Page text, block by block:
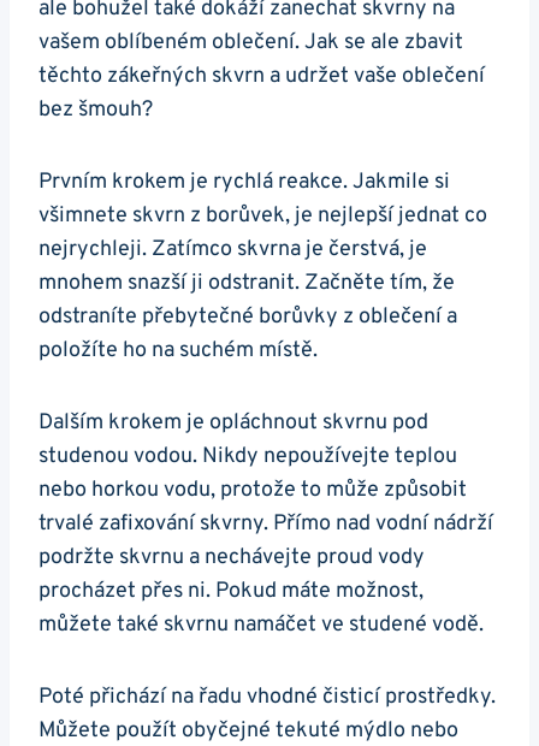
ale bohužel také dokáží zanechat skvrny na
vašem oblíbeném oblečení. Jak se ale zbavit
těchto zákeřných skvrn a udržet vaše oblečení
bez šmouh?
Prvním krokem je rychlá reakce. Jakmile si
všimnete skvrn z borůvek, je nejlepší jednat co
nejrychleji. Zatímco skvrna je čerstvá, je
mnohem snazší ji odstranit. Začněte tím, že
odstraníte přebytečné borůvky z oblečení a
položíte ho na suchém místě.
Dalším krokem je opláchnout skvrnu pod
studenou vodou. Nikdy nepoužívejte teplou
nebo horkou vodu, protože to může způsobit
trvalé zafixování skvrny. Přímo nad vodní nádrží
podržte skvrnu a nechávejte proud vody
procházet přes ni. Pokud máte možnost,
můžete také skvrnu namáčet ve studené vodě.
Poté přichází na řadu vhodné čisticí prostředky.
Můžete použít obyčejné tekuté mýdlo nebo